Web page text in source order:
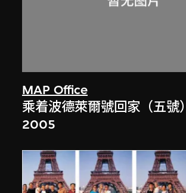
MAP Office
乘着波德萊爾號回家（五號）
2005